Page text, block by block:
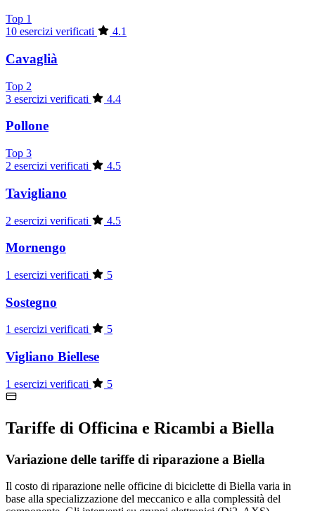
Top 1
10 esercizi verificati
4.1
Cavaglià
Top 2
3 esercizi verificati
4.4
Pollone
Top 3
2 esercizi verificati
4.5
Tavigliano
2 esercizi verificati 4.5
Mornengo
1 esercizi verificati 5
Sostegno
1 esercizi verificati 5
Vigliano Biellese
1 esercizi verificati 5
Tariffe di Officina e Ricambi a Biella
Variazione delle tariffe di riparazione a Biella
Il costo di riparazione nelle officine di biciclette di Biella varia in
base alla specializzazione del meccanico e alla complessità del